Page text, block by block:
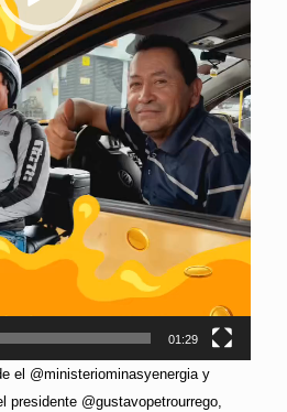
01:29
el @ministeriominasyenergia y
presidente @gustavopetrourrego,